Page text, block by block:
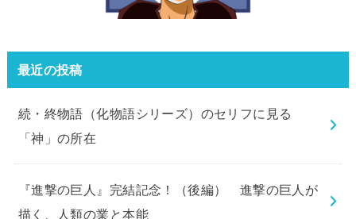
最近の投稿
続・終物語（化物語シリーズ）のセリフに見る
「神」の所在
『進撃の巨人』完結記念！（後編） 進撃の巨人が
描く、人類の業と本能